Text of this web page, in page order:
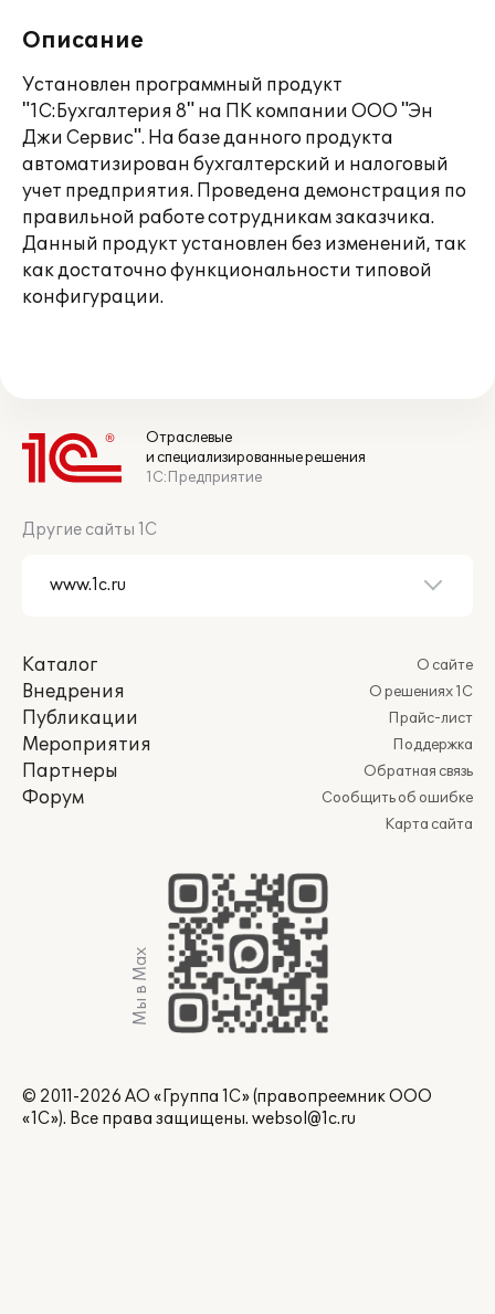
Описание
Установлен программный продукт
"1С:Бухгалтерия 8" на ПК компании ООО "Эн
Джи Сервис". На базе данного продукта
автоматизирован бухгалтерский и налоговый
учет предприятия. Проведена демонстрация по
правильной работе сотрудникам заказчика.
Данный продукт установлен без изменений, так
как достаточно функциональности типовой
конфигурации.
Отраслевые
и специализированные решения
1С:Предприятие
Другие сайты 1С
Каталог
Внедрения
Публикации
Мероприятия
Партнеры
Форум
О сайте
О решениях 1С
Прайс-лист
Поддержка
Обратная связь
Сообщить об ошибке
Карта сайта
Мы в Max
© 2011-2026 АО «Группа 1С» (правопреемник ООО
«1С»). Все права защищены. websol@1c.ru